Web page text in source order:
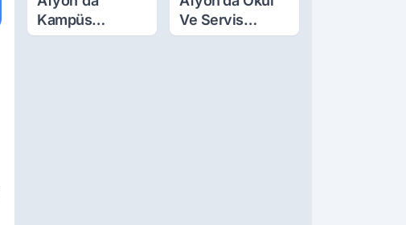
Kampüs
Yolunda
Ve Servis
Ücretleri